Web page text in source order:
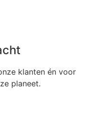
klanten én voor
planeet.